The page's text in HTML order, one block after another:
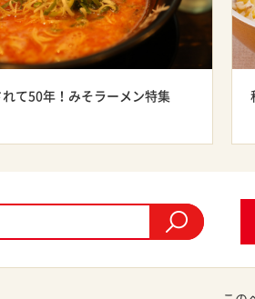
れて50年！みそラーメン特集